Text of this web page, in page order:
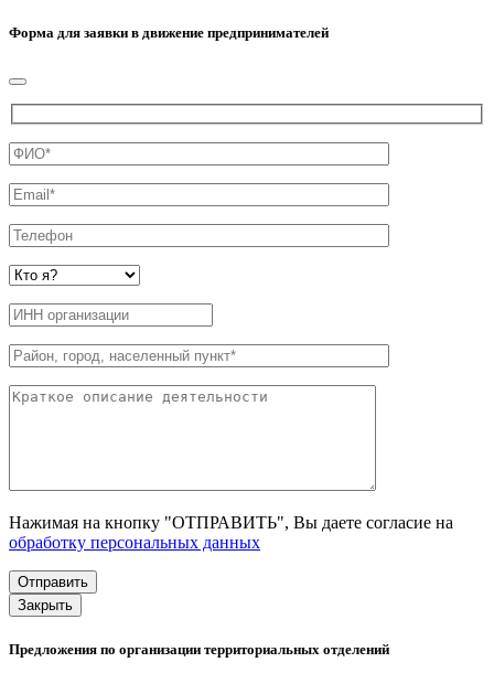
Форма для заявки в движение предпринимателей
Нажимая на кнопку "ОТПРАВИТЬ", Вы даете согласие на
обработку персональных данных
Закрыть
Предложения по организации территориальных отделений